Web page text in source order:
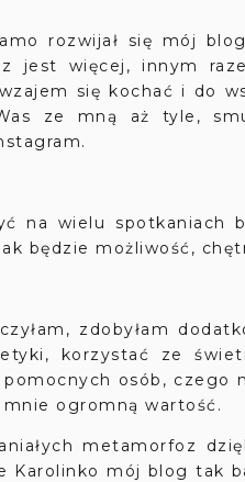
rozwijał się mój
jest więcej, innym
się kochać i do
ze mną aż tyle,
na wielu spotkaniach
będzie możliwość,
zdobyłam
korzystać ze
osób, czego
ogromną wartość.
metamorfoz
Karolinko mój blog tak